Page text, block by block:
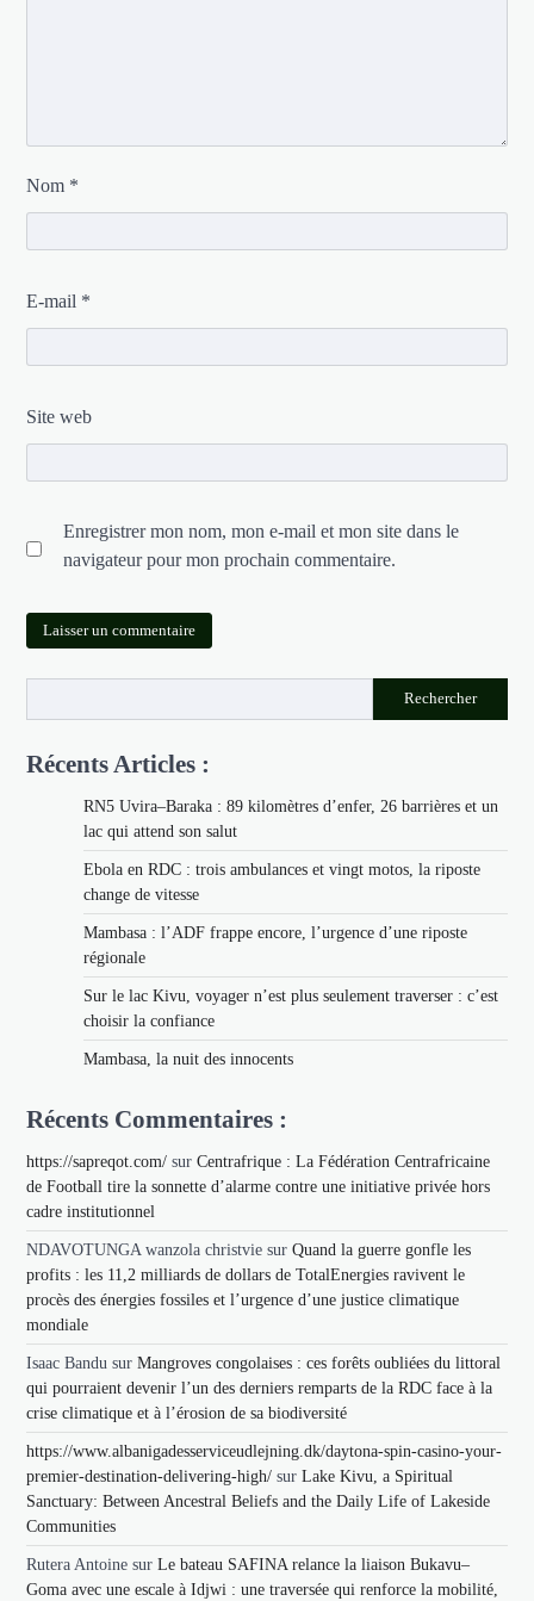
Nom *
E-mail *
Site web
Enregistrer mon nom, mon e-mail et mon site dans le
navigateur pour mon prochain commentaire.
Rechercher
Récents Articles :
RN5 Uvira–Baraka : 89 kilomètres d’enfer, 26 barrières et un
lac qui attend son salut
Ebola en RDC : trois ambulances et vingt motos, la riposte
change de vitesse
Mambasa : l’ADF frappe encore, l’urgence d’une riposte
régionale
Sur le lac Kivu, voyager n’est plus seulement traverser : c’est
choisir la confiance
Mambasa, la nuit des innocents
Récents Commentaires :
https://sapreqot.com/ surCentrafrique : La Fédération Centrafricaine
de Football tire la sonnette d’alarme contre une initiative privée hors
cadre institutionnel
NDAVOTUNGA wanzola christvie surQuand la guerre gonfle les
profits : les 11,2 milliards de dollars de TotalEnergies ravivent le
procès des énergies fossiles et l’urgence d’une justice climatique
mondiale
Isaac Bandu surMangroves congolaises : ces forêts oubliées du littoral
qui pourraient devenir l’un des derniers remparts de la RDC face à la
crise climatique et à l’érosion de sa biodiversité
https://www.albanigadesserviceudlejning.dk/daytona-spin-casino-your-
premier-destination-delivering-high/ surLake Kivu, a Spiritual
Sanctuary: Between Ancestral Beliefs and the Daily Life of Lakeside
Communities
Rutera Antoine surLe bateau SAFINA relance la liaison Bukavu–
Goma avec une escale à Idjwi : une traversée qui renforce la mobilité,